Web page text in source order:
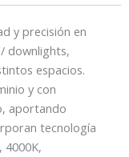
y precisión en
downlights,
espacios.
y con
aportando
tecnología